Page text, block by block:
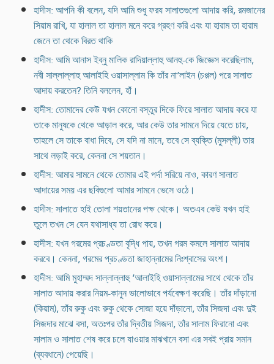
হাদীস: আপনি কী বলেন, যদি আমি শুধু ফরয সালাতগুলো আদায় করি, রমজানের
সিয়াম রাখি, যা হালাল তা হালাল মনে করে গ্রহণ করি এবং যা হারাম তা হারাম
জেনে তা থেকে বিরত থাকি
হাদীস: আমি আনাস ইব্নু মালিক রাদিয়াল্লাহু আনহু-কে জিজ্ঞেস করেছিলাম,
নবী সাল্লাল্লাহু আলাইহি ওয়াসাল্লাম কি তাঁর না‘লাইন (চপ্পল) পরে সালাত
আদায় করতেন? তিনি বললেন, হাঁ।
হাদীস: তোমাদের কেউ যখন কোনো বস্তুর দিকে ফিরে সালাত আদায় করে যা
তাকে মানুষকে থেকে আড়াল করে, আর কেউ তার সামনে দিয়ে যেতে চায়,
তাহলে সে তাকে বাধা দিবে, সে যদি না মানে, তবে সে ব্যক্তি (মুসল্লী) তার
সাথে লড়াই করে, কেননা সে শয়তান।
হাদীস: আমার সামনে থেকে তোমার এই পর্দা সরিয়ে নাও, কারণ সালাত
আদায়ের সময় এর ছবিগুলো আমার সামনে ভেসে ওঠে।
হাদীস: সালাতে হাই তোলা শয়তানের পক্ষ থেকে। অতএব কেউ যখন হাই
তুলে তখন সে যেন যথাসাধ্য তা রোধ করে।
হাদীস: যখন গরমের প্রচণ্ডতা বৃদ্ধি পায়, তখন গরম কমলে সালাত আদায়
করবে। কেননা, গরমের প্রচণ্ডতা জাহান্নামের নিঃশ্বাসের অংশ।
হাদীস: আমি মুহাম্মদ সাল্লাল্লাহু ‘আলাইহি ওয়াসাল্লামের সাথে থেকে তাঁর
সালাত আদায় করার নিয়ম-কানুন ভালোভাবে পর্যবেক্ষণ করেছি। তাঁর দাঁড়ানো
(কিয়াম), তাঁর রুকু এবং রুকু থেকে সোজা হয়ে দাঁড়ানো, তাঁর সিজদা এবং দুই
সিজদার মাঝে বসা, অতঃপর তাঁর দ্বিতীয় সিজদা, তাঁর সালাম ফিরানো এবং
সালাম ও সালাত শেষ করে চলে যাওয়ার মাঝখানে বসা এর সবই প্রায় সমান
(ব্যবধানে) পেয়েছি।